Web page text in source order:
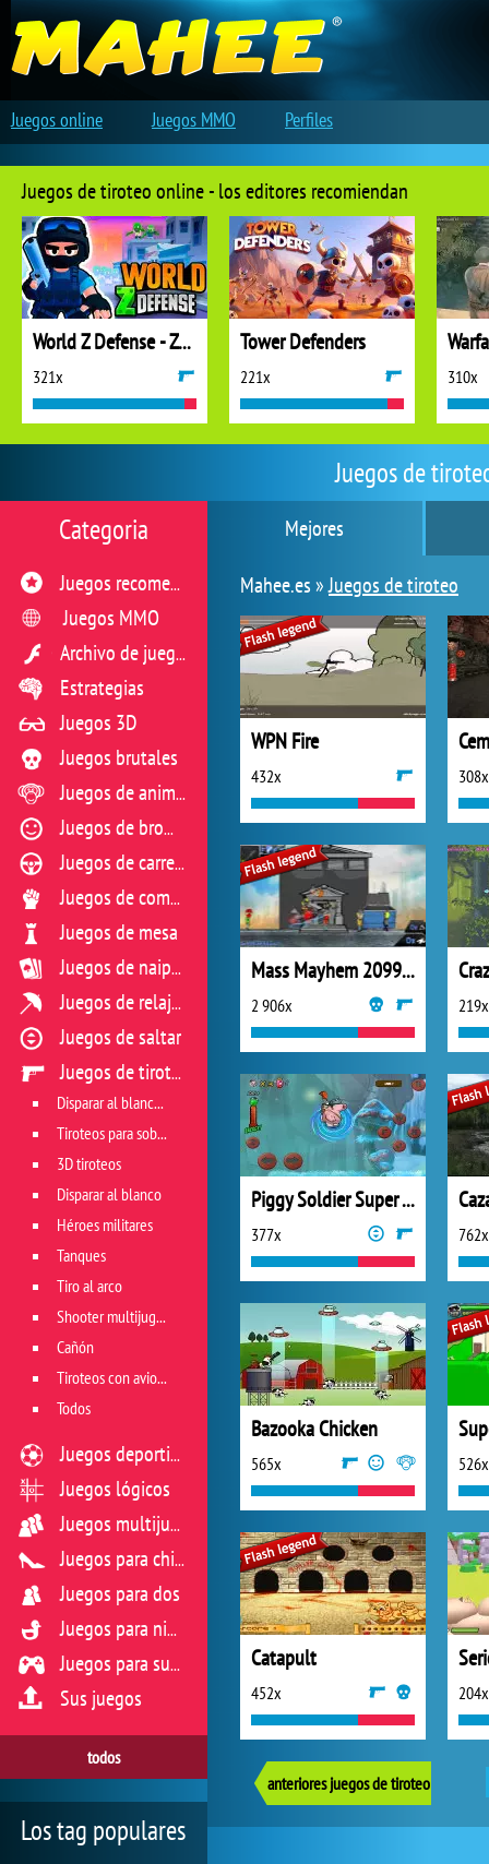
Juegos de
Mejores
Mahee.es »Juegos de tiroteo
WPN Fire
432x 308x
Mass Mayhem 2099 AD
2 906x 219x
Piggy Soldier Super Adventure
377x 762x
Bazooka Chicken
565x 526x
Catapult
452x 204x
anteriores juegos de tiroteo
Categoria
Juegos recomendados
Juegos MMO
Archivo de juegos flash
Estrategias
Juegos 3D
Juegos brutales
Juegos de animales
Juegos de broma
Juegos de carreras
Juegos de combate
Juegos de mesa
Juegos de naipes
Juegos de relajación
Juegos de saltar
Juegos de tiroteo
Disparar al blanco vivo
Tiroteos para sobrevivir
3D tiroteos
Disparar al blanco
Héroes militares
Tanques
Tiro al arco
Shooter multijugador
Cañón
Tiroteos con aviones
Todos
Juegos deportivos
Juegos lógicos
Juegos multijugador
Juegos para chicas
Juegos para dos
Juegos para niños
Juegos para sus reflejos
Sus juegos
todos
Los tag populares
Juegos de tiroteo online - los editores recomiendan
World Z Defense - Zombie Defense
321x
Tower Defenders
221x 310x
Juegos online Juegos MMO Perfiles